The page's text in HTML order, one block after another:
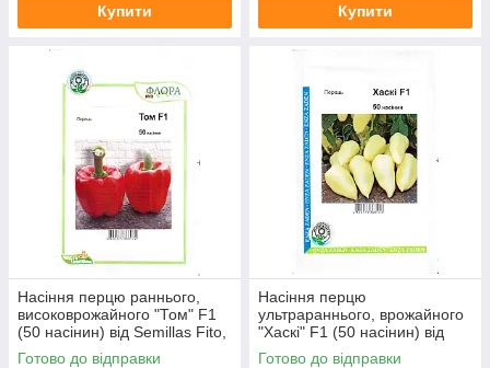
Купити Купити
Насіння перцю раннього,
високоврожайного "Том" F1
(50 насінин) від Semillas Fito,
Іспанія
Готово до відправки
Насіння перцю
ультрараннього, врожайного
"Хаскі" F1 (50 насінин) від
Enza Zaden, Голландія
Готово до відправки